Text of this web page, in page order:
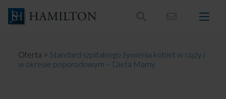
treści
Oferta > Standard szpitalnego żywienia kobiet w ciąży i
w okresie poporodowym – Dieta Mamy